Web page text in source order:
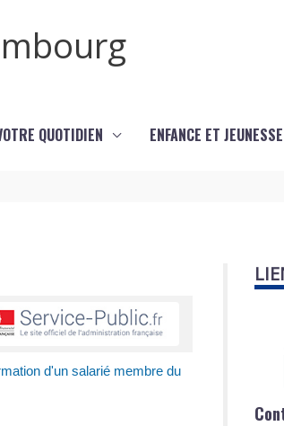
QUOTIDIEN ENFANCE ET JEUNESSE
d'un salarié membre du